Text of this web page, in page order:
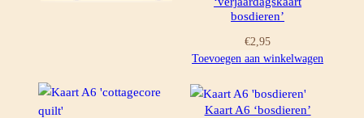
bosdieren’
€2,95
Toevoegen aan winkelwagen
Kaart A6 ‘bosdieren’